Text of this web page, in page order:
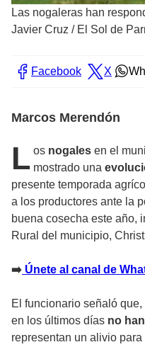
Las nogaleras han
Javier Cruz / El Sol de
Facebook X
Marcos Merendón
L os nogales en el
mostrado una
presente temporada
a los productores ante la
buena cosecha este año,
Rural del municipio,
➡️ Únete al canal de
El funcionario señaló
en los últimos días no
representan un alivio